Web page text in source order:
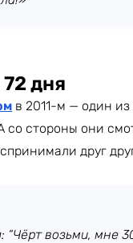
дня
в 2011-м — один
стороны они
друг
возьми, мне